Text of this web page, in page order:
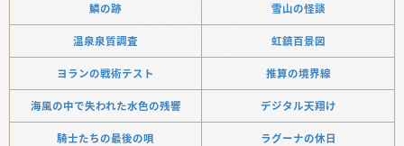
鱗の跡 雪山の怪談
温泉泉質調査 虹鎮百景図
ヨランの戦術テスト 推算の境界線
海風の中で失われた水色の残響 デジタル天翔け
騎士たちの最後の唄 ラグーナの休日